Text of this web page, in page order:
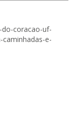
coracao-uf-
e-